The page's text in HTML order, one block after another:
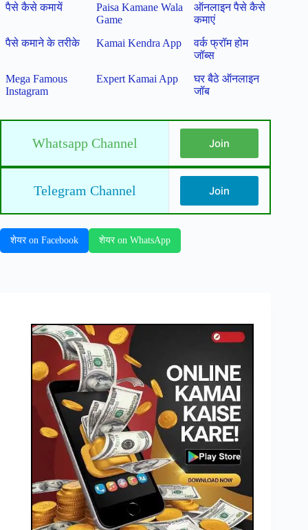
पैसे कैसे कमायें
Paisa Kamane Wala
Game
ऑनलाइन पैसे कैसे
कमाएं
पैसे कमाने के तरीके
Kamai Kendra App
वर्क फ्रॉम होम
जॉब्स
Mega Famous
Instagram
Expert Kamai App
घर बैठे ऑनलाइन
जॉब
Whatsapp Channel Join
Telegram Channel Join
शेयर on Facebook शेयर on WhatsApp